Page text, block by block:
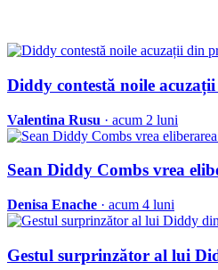
Diddy contestă noile
Valentina Rusu · acum 2 luni
Sean Diddy Combs vrea
Denisa Enache · acum 4 luni
Gestul surprinzător al lui